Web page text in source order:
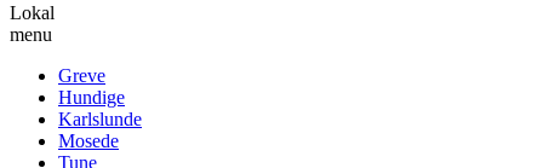
Lokal
menu
Greve
Hundige
Karlslunde
Mosede
Tune